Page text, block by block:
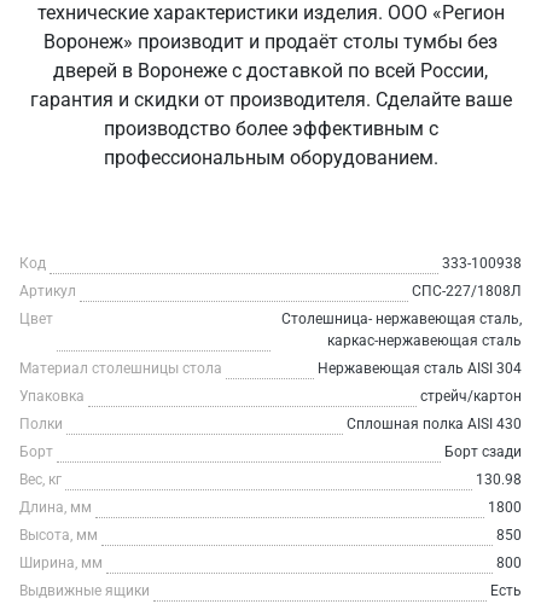
технические характеристики изделия. ООО «Регион
Воронеж» производит и продаёт столы тумбы без
дверей в Воронеже с доставкой по всей России,
гарантия и скидки от производителя. Сделайте ваше
производство более эффективным с
профессиональным оборудованием.
Код
333-100938
Артикул
СПС-227/1808Л
Цвет
Столешница- нержавеющая сталь,
каркас-нержавеющая сталь
Материал столешницы стола
Нержавеющая сталь AISI 304
Упаковка
стрейч/картон
Полки
Сплошная полка AISI 430
Борт
Борт сзади
Вес, кг
130.98
Длина, мм
1800
Высота, мм
850
Ширина, мм
800
Выдвижные ящики
Есть